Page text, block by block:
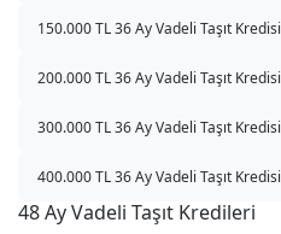
150.000 TL 36 Ay Vadeli Taşıt Kredisi
200.000 TL 36 Ay Vadeli Taşıt Kredisi
300.000 TL 36 Ay Vadeli Taşıt Kredisi
400.000 TL 36 Ay Vadeli Taşıt Kredisi
48 Ay Vadeli Taşıt Kredileri